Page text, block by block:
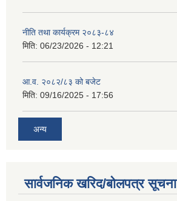
नीति तथा कार्यक्रम २०८३-८४
मिति: 06/23/2026 - 12:21
आ.व. २०८२/८३ को बजेट
मिति: 09/16/2025 - 17:56
अन्य
सार्वजनिक खरिद/बोलपत्र सूचना